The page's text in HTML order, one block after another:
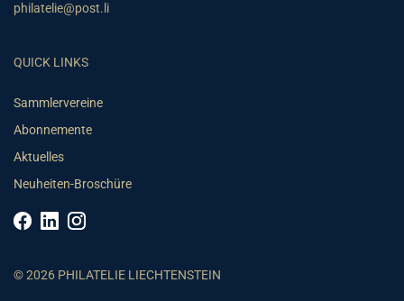
philatelie@post.li
QUICK LINKS
Sammlervereine
Abonnemente
Aktuelles
Neuheiten-Broschüre
© 2026 PHILATELIE LIECHTENSTEIN